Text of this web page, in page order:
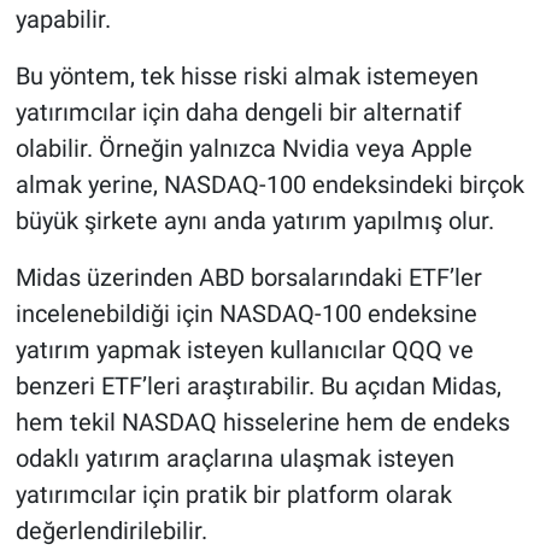
yapabilir.
Bu yöntem, tek hisse riski almak istemeyen
yatırımcılar için daha dengeli bir alternatif
olabilir. Örneğin yalnızca Nvidia veya Apple
almak yerine, NASDAQ-100 endeksindeki birçok
büyük şirkete aynı anda yatırım yapılmış olur.
Midas üzerinden ABD borsalarındaki ETF’ler
incelenebildiği için NASDAQ-100 endeksine
yatırım yapmak isteyen kullanıcılar QQQ ve
benzeri ETF’leri araştırabilir. Bu açıdan Midas,
hem tekil NASDAQ hisselerine hem de endeks
odaklı yatırım araçlarına ulaşmak isteyen
yatırımcılar için pratik bir platform olarak
değerlendirilebilir.